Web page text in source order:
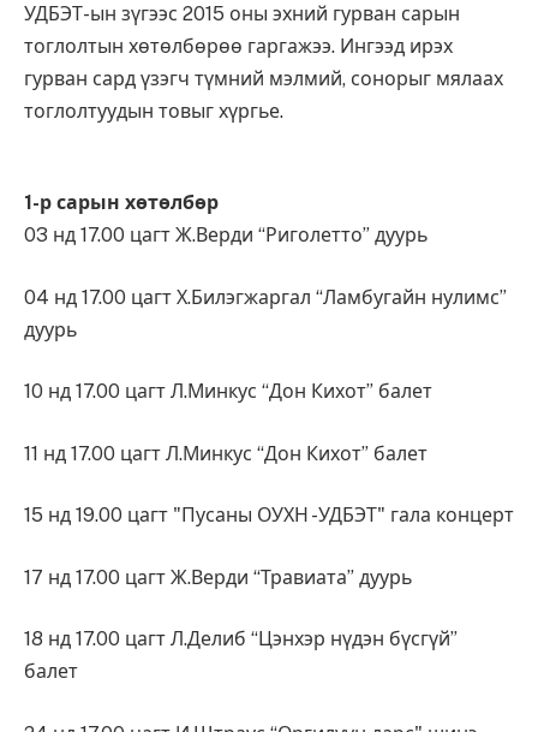
УДБЭТ-ын зүгээс 2015 оны эхний гурван сарын
тоглолтын хөтөлбөрөө гаргажээ. Ингээд ирэх
гурван сард үзэгч түмний мэлмий, сонорыг мялаах
тоглолтуудын товыг хүргье.
1-р сарын хөтөлбөр
03 нд 17.00 цагт Ж.Верди “Риголетто” дуурь
04 нд 17.00 цагт Х.Билэгжаргал “Ламбугайн нулимс”
дуурь
10 нд 17.00 цагт Л.Минкус “Дон Кихот” балет
11 нд 17.00 цагт Л.Минкус “Дон Кихот” балет
15 нд 19.00 цагт "Пусаны ОУХН -УДБЭТ" гала концерт
17 нд 17.00 цагт Ж.Верди “Травиата” дуурь
18 нд 17.00 цагт Л.Делиб “Цэнхэр нүдэн бүсгүй”
балет